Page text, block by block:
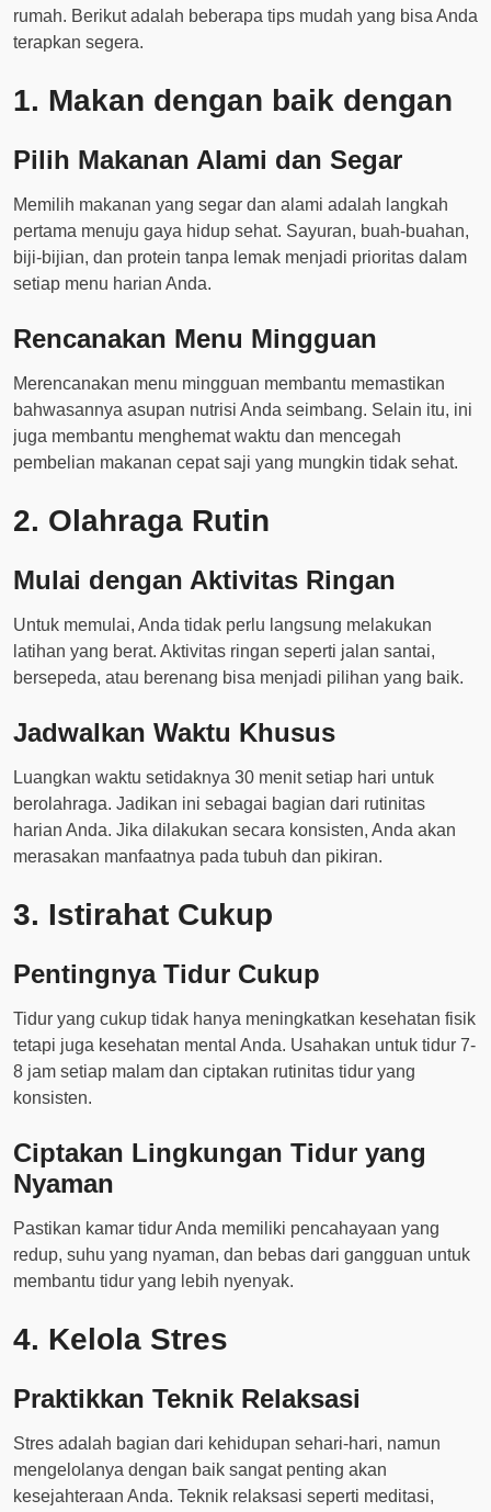
rumah. Berikut adalah beberapa tips mudah yang bisa Anda
terapkan segera.
1. Makan dengan baik dengan
Pilih Makanan Alami dan Segar
Memilih makanan yang segar dan alami adalah langkah
pertama menuju gaya hidup sehat. Sayuran, buah-buahan,
biji-bijian, dan protein tanpa lemak menjadi prioritas dalam
setiap menu harian Anda.
Rencanakan Menu Mingguan
Merencanakan menu mingguan membantu memastikan
bahwasannya asupan nutrisi Anda seimbang. Selain itu, ini
juga membantu menghemat waktu dan mencegah
pembelian makanan cepat saji yang mungkin tidak sehat.
2. Olahraga Rutin
Mulai dengan Aktivitas Ringan
Untuk memulai, Anda tidak perlu langsung melakukan
latihan yang berat. Aktivitas ringan seperti jalan santai,
bersepeda, atau berenang bisa menjadi pilihan yang baik.
Jadwalkan Waktu Khusus
Luangkan waktu setidaknya 30 menit setiap hari untuk
berolahraga. Jadikan ini sebagai bagian dari rutinitas
harian Anda. Jika dilakukan secara konsisten, Anda akan
merasakan manfaatnya pada tubuh dan pikiran.
3. Istirahat Cukup
Pentingnya Tidur Cukup
Tidur yang cukup tidak hanya meningkatkan kesehatan fisik
tetapi juga kesehatan mental Anda. Usahakan untuk tidur 7-
8 jam setiap malam dan ciptakan rutinitas tidur yang
konsisten.
Ciptakan Lingkungan Tidur yang
Nyaman
Pastikan kamar tidur Anda memiliki pencahayaan yang
redup, suhu yang nyaman, dan bebas dari gangguan untuk
membantu tidur yang lebih nyenyak.
4. Kelola Stres
Praktikkan Teknik Relaksasi
Stres adalah bagian dari kehidupan sehari-hari, namun
mengelolanya dengan baik sangat penting akan
kesejahteraan Anda. Teknik relaksasi seperti meditasi,